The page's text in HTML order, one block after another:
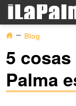
Blog
5
Palma